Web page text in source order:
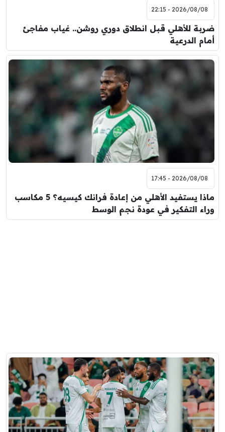
2026/08/08 - 22:15
ضربة للأهلي قبل انطلاق دوري روشن.. غياب مفاجئ
أمام الدرعية
2026/08/08 - 17:45
ماذا يستفيد الأهلي من إعادة فرانك كيسيه؟ 5 مكاسب
وراء التفكير في عودة نجم الوسط